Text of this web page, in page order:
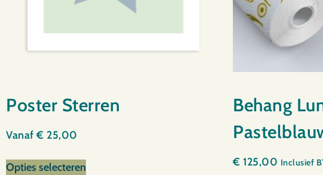
Poster Sterren
Vanaf€ 25,00
Opties selecteren
Behang
€ 125,00 Inclusief